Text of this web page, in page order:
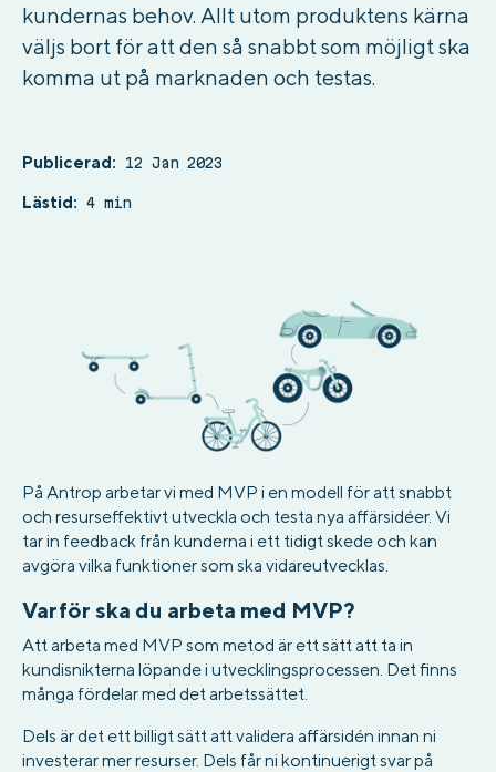
kundernas behov. Allt utom produktens kärna
väljs bort för att den så snabbt som möjligt ska
komma ut på marknaden och testas.
Publicerad: 12 Jan 2023
Lästid: 4 min
På Antrop arbetar vi med MVP i en modell för att snabbt
och resurseffektivt utveckla och testa nya affärsidéer. Vi
tar in feedback från kunderna i ett tidigt skede och kan
avgöra vilka funktioner som ska vidareutvecklas.
Varför ska du arbeta med MVP?
Att arbeta med MVP som metod är ett sätt att ta in
kundisnikterna löpande i utvecklingsprocessen. Det finns
många fördelar med det arbetssättet.
Dels är det ett billigt sätt att validera affärsidén innan ni
investerar mer resurser. Dels får ni kontinuerigt svar på